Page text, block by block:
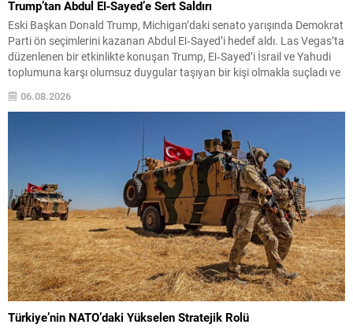
Trump’tan Abdul El‑Sayed’e Sert Saldırı
Eski Başkan Donald Trump, Michigan’daki senato yarışında Demokrat
Parti ön seçimlerini kazanan Abdul El‑Sayed’i hedef aldı. Las Vegas’ta
düzenlenen bir etkinlikte konuşan Trump, El‑Sayed’i İsrail ve Yahudi
toplumuna karşı olumsuz duygular taşıyan bir kişi olmakla suçladı ve
onu “komünist” olarak nitelendirdi. Trump, konuşmasında El‑Sayed’in
“Yahudilerden nefret ettiğini” öne sürerek, bu...
06.08.2026
Türkiye’nin NATO’daki Yükselen Stratejik Rolü